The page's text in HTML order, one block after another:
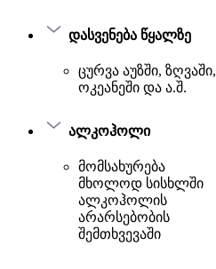
დასვენება წყალზე
ცურვა აუზში, ზღვაში,
ოკეანეში და ა.შ.
ალკოჰოლი
მომსახურება
მხოლოდ სისხლში
ალკოჰოლის
არარსებობის
შემთხვევაში